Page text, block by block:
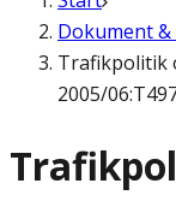
Dokument
Trafikpolitik
2005/